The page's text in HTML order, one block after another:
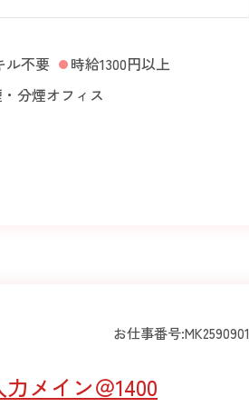
ル不要
時給1300円以上
分煙オフィス
お仕事番号:MK2590901
メイン＠1400